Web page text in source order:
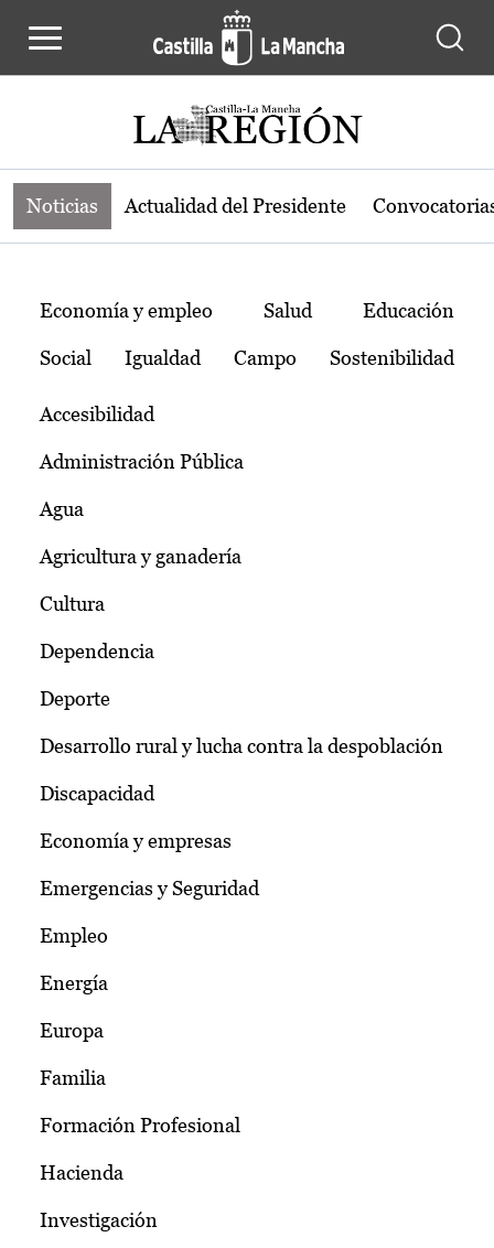
Noticias de la región de Castilla-La
Noticias Actualidad del Presidente
Temas
Economía y empleo Salud Educación
Social Igualdad Campo Sostenibilidad
Accesibilidad
Administración Pública
Agua
Agricultura y ganadería
Cultura
Dependencia
Deporte
Desarrollo rural y lucha contra la despoblación
Discapacidad
Economía y empresas
Emergencias y Seguridad
Empleo
Energía
Europa
Familia
Formación Profesional
Hacienda
Investigación